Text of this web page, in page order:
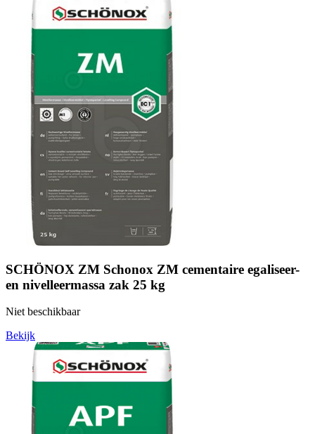
SCHÖNOX ZM Schonox ZM cementaire egaliseer-
en nivelleermassa zak 25 kg
Niet beschikbaar
Bekijk